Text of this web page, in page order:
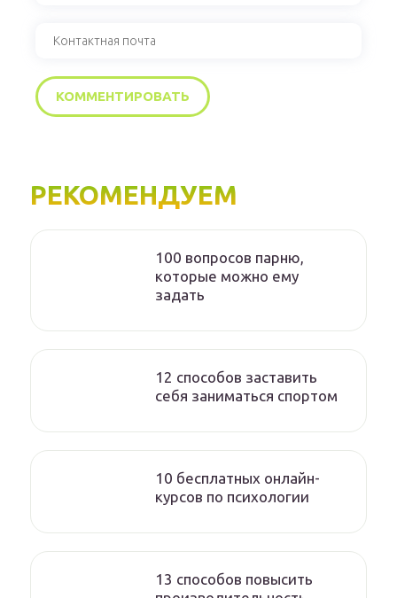
РЕКОМЕНДУЕМ
100 вопросов парню,
которые можно ему
задать
12 способов заставить
себя заниматься спортом
10 бесплатных онлайн-
курсов по психологии
13 способов повысить